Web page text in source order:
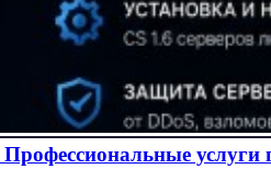
Профессиональные услуги